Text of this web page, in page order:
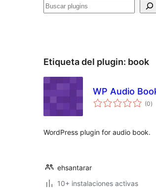
Buscar
Etiqueta del plugin: book
WP Audio
(0de
)
WordPress plugin for audio book.
ehsantarar
10+ instalaciones activas